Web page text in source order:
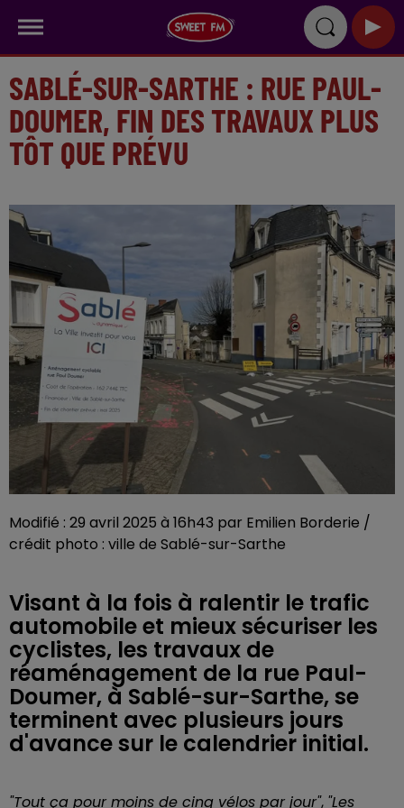
SABLÉ-SUR-SARTHE : RUE PAUL-
DOUMER, FIN DES TRAVAUX PLUS
TÔT QUE PRÉVU
Modifié : 29 avril 2025 à 16h43 par Emilien Borderie /
crédit photo : ville de Sablé-sur-Sarthe
Visant à la fois à ralentir le trafic
automobile et mieux sécuriser les
cyclistes, les travaux de
réaménagement de la rue Paul-
Doumer, à Sablé-sur-Sarthe, se
terminent avec plusieurs jours
d'avance sur le calendrier initial.
"Tout ça pour moins de cinq vélos par jour", "Les